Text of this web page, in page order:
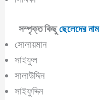
সম্পৃক্ত কিছুছেলেদের নাম
সোলায়মান
সাইফুল
সালাউদ্দিন
সাইফুদ্দিন